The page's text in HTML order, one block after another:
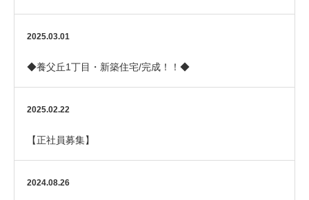
2025.03.01
◆養父丘1丁目・新築住宅/完成！！◆
2025.02.22
【正社員募集】
2024.08.26